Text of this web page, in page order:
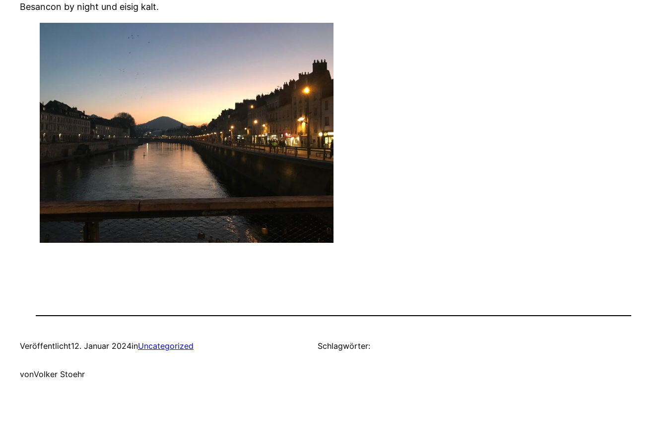
Besancon by night und eisig kalt.
Veröffentlicht12. Januar 2024inUncategorized
vonVolker Stoehr
Schlagwörter: